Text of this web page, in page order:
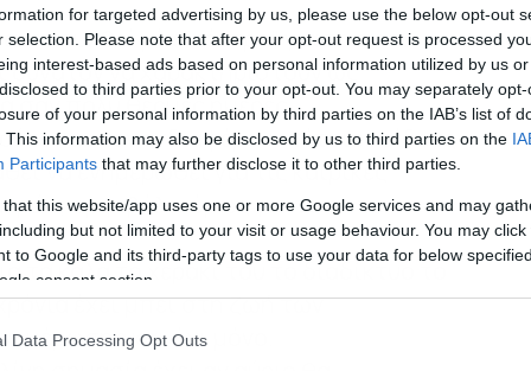
for targeted advertising by us, please use the below opt-out
selection. Please note that after your opt-out request is processed
interest-based ads based on personal information utilized by us
to third parties prior to your opt-out. You may separately
of your personal information by third parties on the IAB’s list of
This information may also be disclosed by us to third parties on the
Participants that may further disclose it to other third parties.
that this website/app uses one or more Google services and may
but not limited to your visit or usage behaviour. You may
to Google and its third-party tags to use your data for below
consent section.
Data Processing Opt Outs
μία “κόντρα” για το αν οι
δυνατόν να χαρακτηριστούν ως
σαν πολύ θερμές ημέρες.
καν τον ενδιαφέρουν τέτοιου είδους
να ενημερωθεί για τις καιρικές
αμφιβάλω όμως για το αν το
τα καλά το χεράκι του το διαδίκτυο το
έχει μπει στη ζωή των
και όχι μόνο.